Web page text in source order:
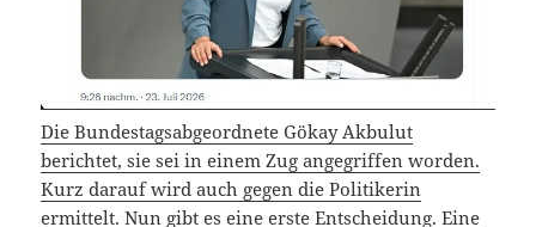
Die Bundestagsabgeordnete Gökay Akbulut
berichtet, sie sei in einem Zug angegriffen worden.
Kurz darauf wird auch gegen die Politikerin
ermittelt. Nun gibt es eine erste Entscheidung. Eine